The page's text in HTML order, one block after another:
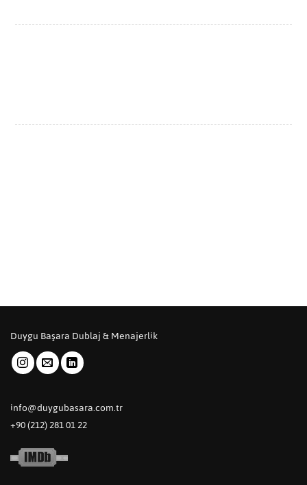
Duygu Başara Dublaj & Menajerlik
info@duygubasara.com.tr
+90 (212) 281 01 22